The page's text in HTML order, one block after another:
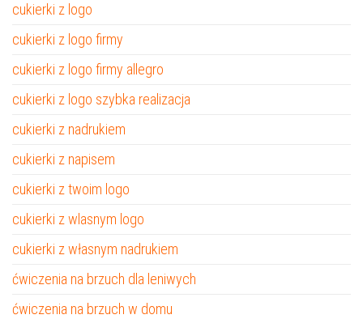
cukierki z logo
cukierki z logo firmy
cukierki z logo firmy allegro
cukierki z logo szybka realizacja
cukierki z nadrukiem
cukierki z napisem
cukierki z twoim logo
cukierki z wlasnym logo
cukierki z własnym nadrukiem
ćwiczenia na brzuch dla leniwych
ćwiczenia na brzuch w domu